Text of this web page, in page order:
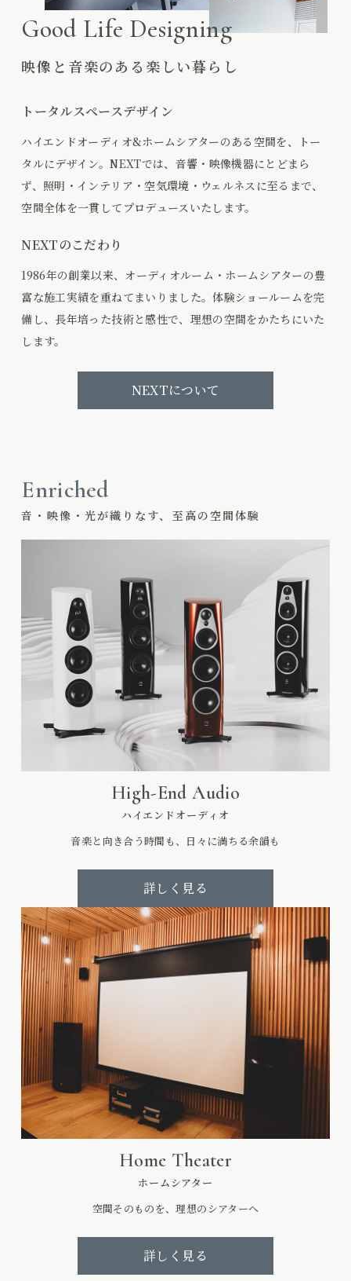
Good Life Designing
映像と音楽のある楽しい暮らし
トータルスペースデザイン
ハイエンドオーディオ&ホームシアターのある空間を、トー
タルにデザイン。NEXTでは、音響・映像機器にとどまら
ず、照明・インテリア・空気環境・ウェルネスに至るまで、
空間全体を一貫してプロデュースいたします。
NEXTのこだわり
1986年の創業以来、オーディオルーム・ホームシアターの豊
富な施工実績を重ねてまいりました。体験ショールームを完
備し、長年培った技術と感性で、理想の空間をかたちにいた
します。
NEXTについて
Enriched
音・映像・光が織りなす、至高の空間体験
High-End Audio
ハイエンドオーディオ
音楽と向き合う時間も、日々に満ちる余韻も
詳しく見る
Home Theater
ホームシアター
空間そのものを、理想のシアターへ
詳しく見る